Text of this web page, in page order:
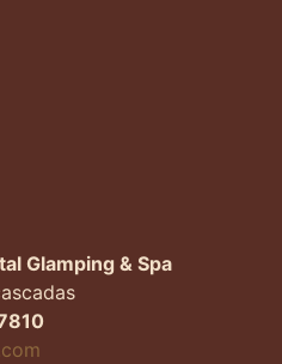
Glamping & Spa